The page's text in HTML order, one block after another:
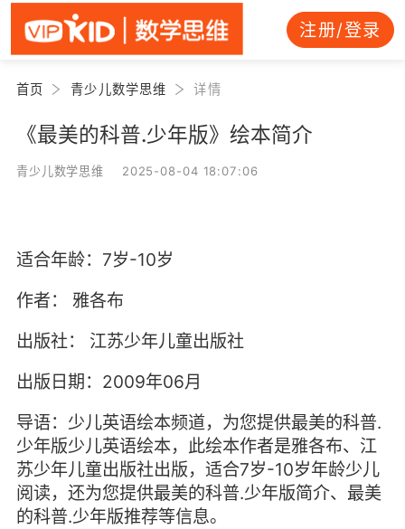
注册/登录
首页 青少儿数学思维 详情
《最美的科普.少年版》绘本简介
青少儿数学思维 2025-08-04 18:07:06
适合年龄：7岁-10岁
作者：
雅各布
出版社：
江苏少年儿童出版社
出版日期：2009年06月
导语：少儿英语绘本频道，为您提供最美的科普.
少年版少儿英语绘本，此绘本作者是雅各布、江
苏少年儿童出版社出版，适合7岁-10岁年龄少儿
阅读，还为您提供最美的科普.少年版简介、最美
的科普.少年版推荐等信息。